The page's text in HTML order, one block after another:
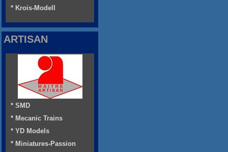
* Krois-Modell
ARTISAN
* SMD
* Mecanic Trains
* YD Models
* Miniatures-Passion